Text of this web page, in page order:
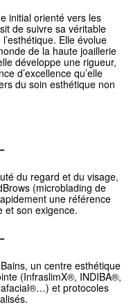
initial orienté vers les
de suivre sa véritable
Elle évolue
de la haute joaillerie
développe une rigueur,
d’excellence qu’elle
du soin esthétique non
du regard et du visage,
(microblading de
une référence
son exigence.
un centre esthétique
(InfraslimX®, INDIBA®,
et protocoles